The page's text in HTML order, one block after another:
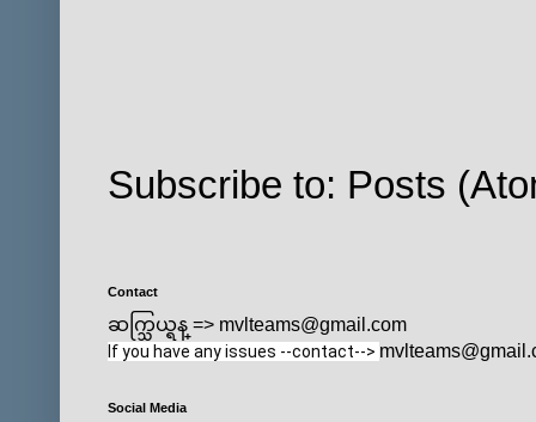
Subscribe to: Posts
Contact
ဆက္သြယ္ရန္ => mvlteams@gmail.com
If you have any issues --contact-->
Social Media